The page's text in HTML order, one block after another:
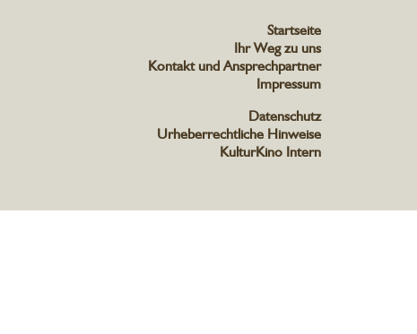
Startseite
Ihr Weg zu uns
Kontakt und Ansprechpartner
Impressum
Datenschutz
Urheberrechtliche Hinweise
KulturKino Intern